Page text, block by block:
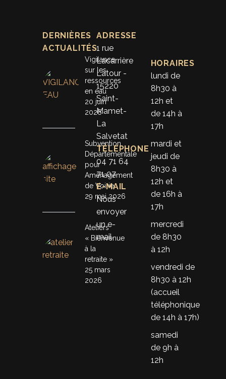
DERNIÈRES
ACTUALITÉS
Vigilance
sur les
ressources
en eau
20 juin
2026
Subvention
Départementale
pour
Aménagement
de Voirie
29 mai 2026
Ateliers
« Bienvenue
à la
retraite »
25 mars
2026
ADRESSE
1 rue
Lacarrière
Latour -
15220
Saint-
Mamet-
La
Salvetat
TÉLÉPHONE
04 71 64
71 07
E-MAIL
Nous
envoyer
un e-
mail
HORAIRES
lundi de
8h30 à
12h et
de 14h à
17h
mardi et
jeudi de
8h30 à
12h et
de 16h à
17h
mercredi
de 8h30
à 12h
vendredi de
8h30 à 12h
(accueil
téléphonique
de 14h à 17h)
samedi
de 9h à
12h